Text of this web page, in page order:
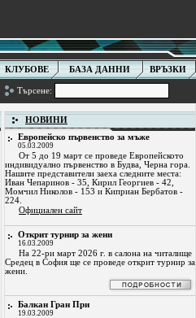
КЛУБОВЕ БАЗА ДАННИ ВРЪЗКИ
Търсене:
НОВИНИ
Европейско първенство за мъже
05.03.2009
От 5 до 19 март се проведе Европейското
индивидуално първенство в Будва, Черна гора.
Нашите представители заеха следните места:
Иван Чепаринов - 35, Кирил Георгиев - 42,
Момчил Николов - 153 и Киприан Бербатов -
224.
Официален сайт
Открит турнир за жени
16.03.2009
На 22-ри март 2026 г. в салона на читалище
Средец в София ще се проведе открит турнир за
жени.
Балкан Гран При
19.03.2009